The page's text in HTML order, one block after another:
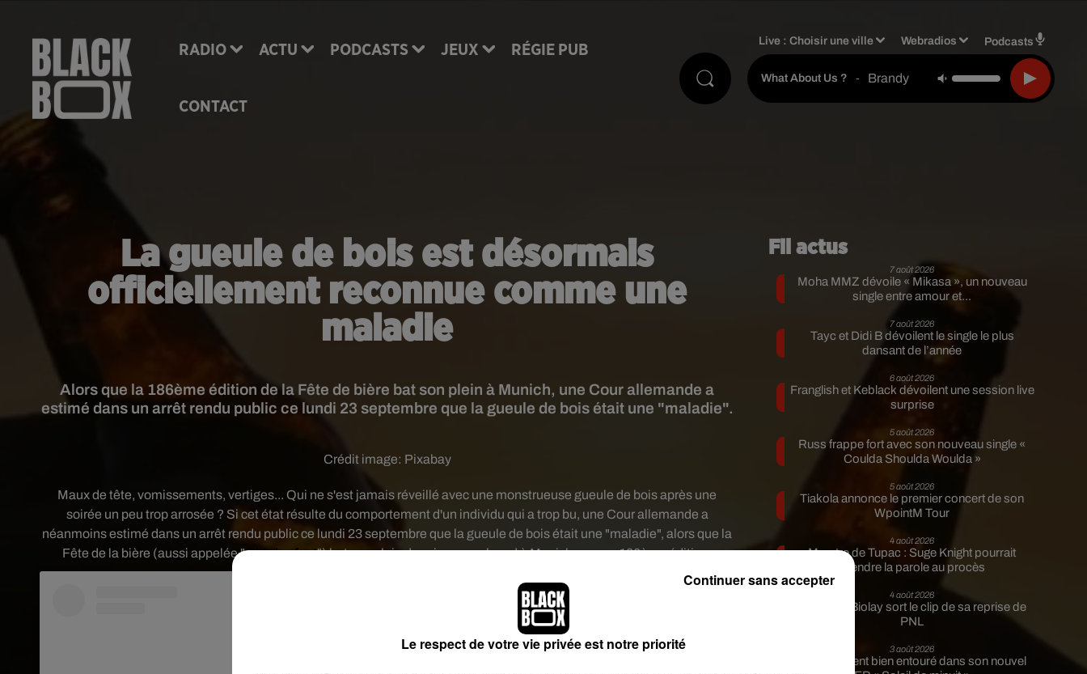
RADIO ACTU PODCASTS JEUX RÉGIE PUB
CONTACT
Live :Choisir une ville Webradios Podcasts
What About Us ? - Brandy
La gueule de bois est désormais
officiellement reconnue comme une
maladie
Alors que la 186ème édition de la Fête de bière bat son plein à Munich, une Cour allemande a
estimé dans un arrêt rendu public ce lundi 23 septembre que la gueule de bois était une "maladie".
Crédit image: Pixabay
Maux de tête, vomissements, vertiges... Qui ne s'est jamais réveillé avec une monstrueuse gueule de bois après une
soirée un peu trop arrosée ? Si cet état résulte du comportement d'un individu qui a trop bu, une Cour allemande a
néanmoins estimé dans un arrêt rendu public ce lundi 23 septembre que la gueule de bois était une "maladie", alors que la
Fête de la bière (aussi appelée "Oktoberfest") bat son plein depuis ce week-end à Munich pour sa 186ème édition.
Fil actus
7 août 2026
Moha MMZ dévoile « Mikasa », un nouveau
single entre amour et...
7 août 2026
Tayc et Didi B dévoilent le single le plus
dansant de l’année
6 août 2026
Franglish et Keblack dévoilent une session live
surprise
5 août 2026
Russ frappe fort avec son nouveau single «
Coulda Shoulda Woulda »
5 août 2026
Tiakola annonce le premier concert de son
WpointM Tour
4 août 2026
Meurtre de Tupac : Suge Knight pourrait
prendre la parole au procès
4 août 2026
Benjamin Biolay sort le clip de sa reprise de
PNL
3 août 2026
Rim’K revient bien entouré dans son nouvel
Le respect de votre vie privée est notre priorité
Continuer sans accepter